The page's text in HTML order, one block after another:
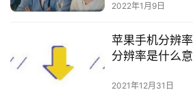
2022年1月9日
苹果手机分辨
分辨率是什么
2021年12月31日